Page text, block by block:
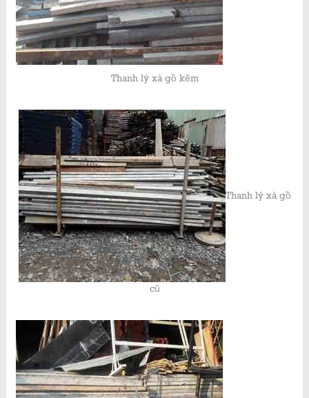
Thanh lý xà gồ kẽm
Thanh lý xà gồ
cũ